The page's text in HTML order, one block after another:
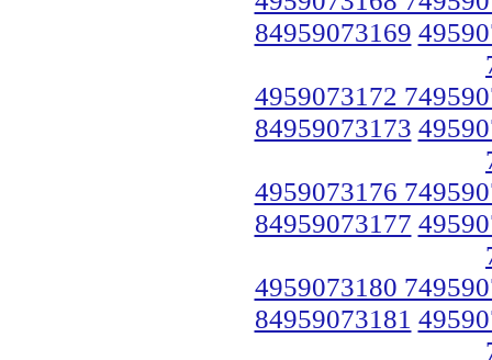
84959073169
4959073172
84959073173
4959073176
84959073177
4959073180
84959073181